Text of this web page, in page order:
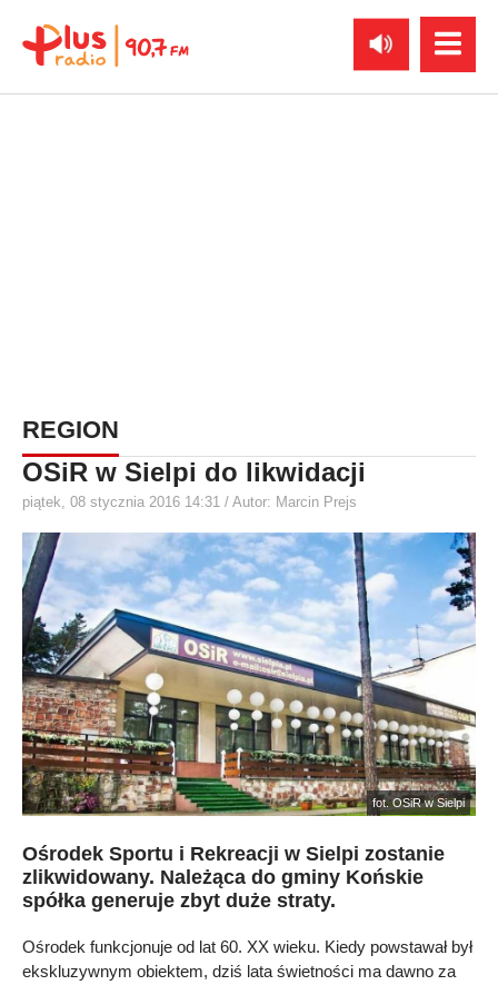
REGION
OSiR w Sielpi do likwidacji
piątek, 08 stycznia 2016 14:31 / Autor: Marcin Prejs
fot. OSiR w Sielpi
Ośrodek Sportu i Rekreacji w Sielpi zostanie
zlikwidowany. Należąca do gminy Końskie
spółka generuje zbyt duże straty.
Ośrodek funkcjonuje od lat 60. XX wieku. Kiedy powstawał był
ekskluzywnym obiektem, dziś lata świetności ma dawno za